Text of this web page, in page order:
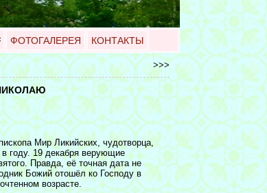
ФОТОГАЛЕРЕЯ КОНТАКТЫ
>>>
Мир Ликийских, чудотворца,
году. 19 декабря верующие
Правда, её точная дата не
Божий отошёл ко Господу в
возрасте.